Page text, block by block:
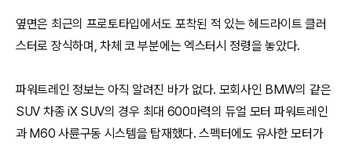
옆면은 최근의 프로토타입에서도 포착된 적 있는 헤드라이트 클러
스터로 장식하며, 차체 코 부분에는 엑스터시 정령을 놓았다.
파워트레인 정보는 아직 알려진 바가 없다. 모회사인 BMW의 같은
SUV 차종 iX SUV의 경우 최대 600마력의 듀얼 모터 파워트레인
과 M60 사륜구동 시스템을 탑재했다. 스펙터에도 유사한 모터가